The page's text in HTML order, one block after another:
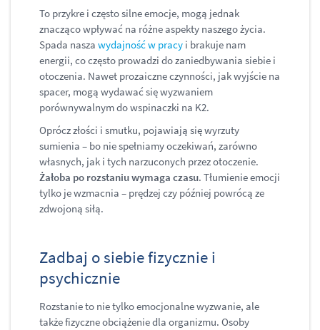
To przykre i często silne emocje, mogą jednak
znacząco wpływać na różne aspekty naszego życia.
Spada nasza wydajność w pracy i brakuje nam
energii, co często prowadzi do zaniedbywania siebie i
otoczenia. Nawet prozaiczne czynności, jak wyjście na
spacer, mogą wydawać się wyzwaniem
porównywalnym do wspinaczki na K2.
Oprócz złości i smutku, pojawiają się wyrzuty
sumienia – bo nie spełniamy oczekiwań, zarówno
własnych, jak i tych narzuconych przez otoczenie.
Żałoba po rozstaniu wymaga czasu. Tłumienie emocji
tylko je wzmacnia – prędzej czy później powrócą ze
zdwojoną siłą.
Zadbaj o siebie fizycznie i
psychicznie
Rozstanie to nie tylko emocjonalne wyzwanie, ale
także fizyczne obciążenie dla organizmu. Osoby